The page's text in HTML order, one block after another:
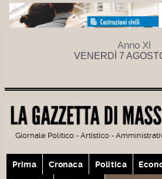
Anno XI
VENERDÌ 7
Giornale Politico - Artistico -
Prima Cronaca Politica